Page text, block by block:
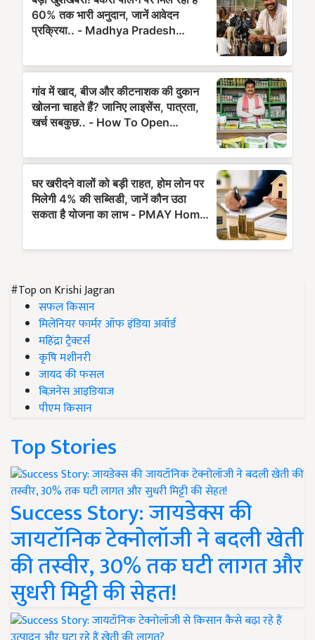
#Top on Krishi Jagran
सफल किसान
मिलेनियर फार्मर ऑफ इंडिया अवॉर्ड
महिंद्रा ट्रैक्टर्स
कृषि मशीनरी
जायद की फसल
बिज़नेस आइडियाज
पीएम किसान
Top Stories
Success Story: जायडेक्स की
जायटॉनिक टेक्नोलॉजी ने बदली खेती
की तस्वीर, 30% तक घटी लागत और
सुधरी मिट्टी की सेहत!